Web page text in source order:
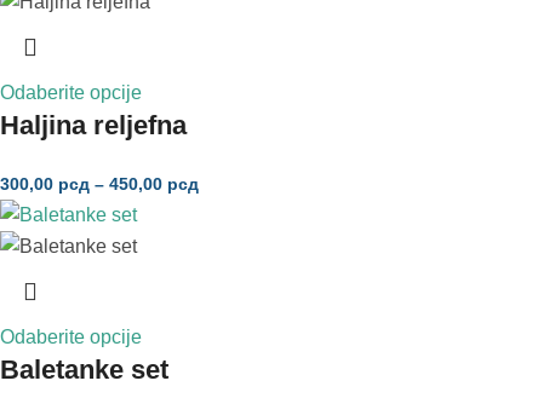
Odaberite opcije
Haljina reljefna
300,00 рсд – 450,00 рсд
Odaberite opcije
Baletanke set